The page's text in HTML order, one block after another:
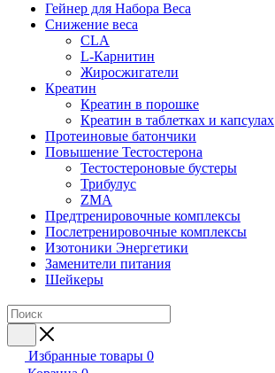
Гейнер для Набора Веса
Снижение веса
CLA
L-Карнитин
Жиросжигатели
Креатин
Креатин в порошке
Креатин в таблетках и капсулах
Протеиновые батончики
Повышение Тестостерона
Тестостероновые бустеры
Трибулус
ZMA
Предтренировочные комплексы
Послетренировочные комплексы
Изотоники Энергетики
Заменители питания
Шейкеры
Избранные товары 0